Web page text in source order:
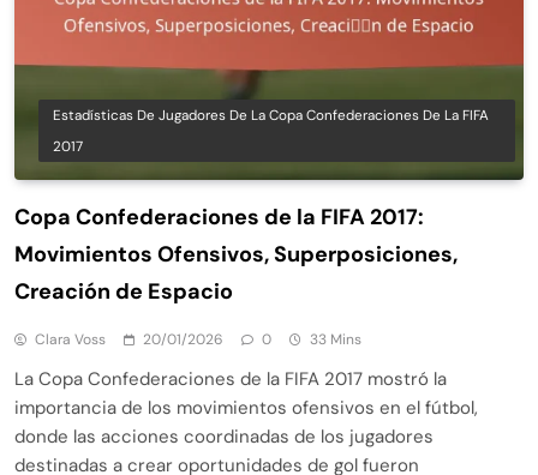
Estadísticas De Jugadores De La Copa Confederaciones De La FIFA
2017
Copa Confederaciones de la FIFA 2017:
Movimientos Ofensivos, Superposiciones,
Creación de Espacio
Clara Voss 20/01/2026 0 33 Mins
La Copa Confederaciones de la FIFA 2017 mostró la
importancia de los movimientos ofensivos en el fútbol,
donde las acciones coordinadas de los jugadores
destinadas a crear oportunidades de gol fueron